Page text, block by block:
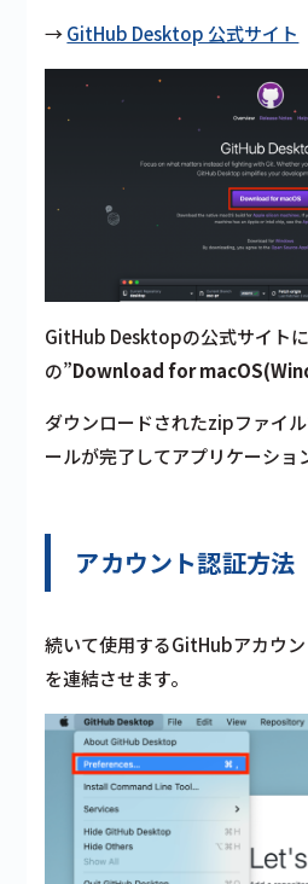
→GitHub Desktop 公式サイト
GitHub Desktopの公式サイト
の”Download for
ダウンロードされたzipファイ
ールが完了してアプリケーショ
アカウント認証方法
続いて使用するGitHubアカウ
を連結させます。